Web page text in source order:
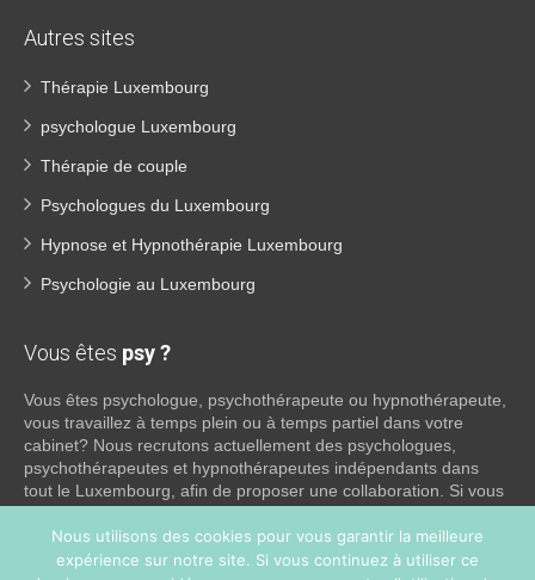
Autres sites
Thérapie Luxembourg
psychologue Luxembourg
Thérapie de couple
Psychologues du Luxembourg
Hypnose et Hypnothérapie Luxembourg
Psychologie au Luxembourg
Vous êtes psy ?
Vous êtes psychologue, psychothérapeute ou hypnothérapeute,
vous travaillez à temps plein ou à temps partiel dans votre
cabinet? Nous recrutons actuellement des psychologues,
psychothérapeutes et hypnothérapeutes indépendants dans
tout le Luxembourg, afin de proposer une collaboration. Si vous
faire pour vous en tant que psy indépendant, n’hésitez pas à
nous contacter:
Nous utilisons des cookies pour vous garantir la meilleure
expérience sur notre site. Si vous continuez à utiliser ce